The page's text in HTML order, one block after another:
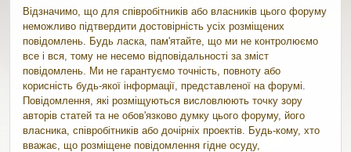
Відзначимо, що для співробітників або власників цього форуму
неможливо підтвердити достовірність усіх розміщених
повідомлень. Будь ласка, пам'ятайте, що ми не контролюємо
все і вся, тому не несемо відповідальності за зміст
повідомлень. Ми не гарантуємо точність, повноту або
корисність будь-якої інформації, представленої на форумі.
Повідомлення, які розміщуються висловлюють точку зору
авторів статей та не обов'язково думку цього форуму, його
власника, співробітників або дочірніх проектів. Будь-кому, хто
вважає, що розміщене повідомлення гідне осуду,